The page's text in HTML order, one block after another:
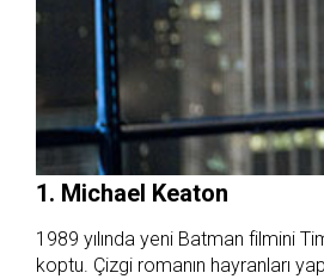
1. Michael Keaton
1989 yılında yeni Batman filmini
koptu. Çizgi romanın hayranları